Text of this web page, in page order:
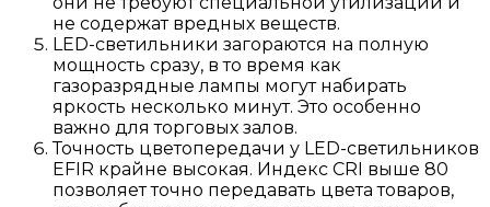
не содержат вредных веществ.
LED-светильники загораются на полную
мощность сразу, в то время как
газоразрядные лампы могут набирать
яркость несколько минут. Это особенно
важно для торговых залов.
Точность цветопередачи у LED-светильников
EFIR крайне высокая. Индекс CRI выше 80
позволяет точно передавать цвета товаров,